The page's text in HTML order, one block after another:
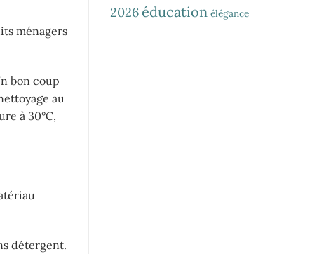
ménagers
bon coup
au
à 30°C,
détergent.
2026 éducation élégance